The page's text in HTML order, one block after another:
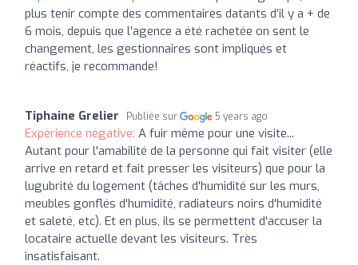
plus tenir compte des commentaires datants d’il y a + de
6 mois, depuis que l’agence a été rachetée on sent le
changement, les gestionnaires sont impliqués et
réactifs, je recommande!
Tiphaine Grelier Publiée sur 5 years ago
Expérience négative: A fuir même pour une visite...
Autant pour l'amabilité de la personne qui fait visiter (elle
arrive en retard et fait presser les visiteurs) que pour la
lugubrité du logement (tâches d'humidité sur les murs,
meubles gonflés d'humidité, radiateurs noirs d'humidité
et saleté, etc). Et en plus, ils se permettent d'accuser la
locataire actuelle devant les visiteurs. Très
insatisfaisant.